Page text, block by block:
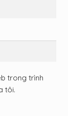
trong trình
tôi.